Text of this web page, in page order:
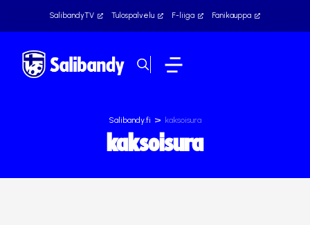
SalibandyTV Tulospalvelu F-liiga Fanikauppa
Salibandy.fi > kaksoisura
kaksoisura